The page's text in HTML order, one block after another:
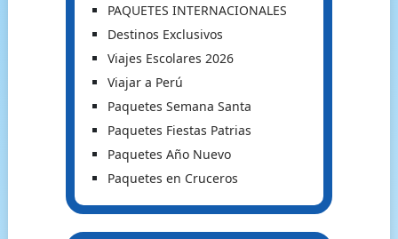
PAQUETES INTERNACIONALES
Destinos Exclusivos
Viajes Escolares 2026
Viajar a Perú
Paquetes Semana Santa
Paquetes Fiestas Patrias
Paquetes Año Nuevo
Paquetes en Cruceros